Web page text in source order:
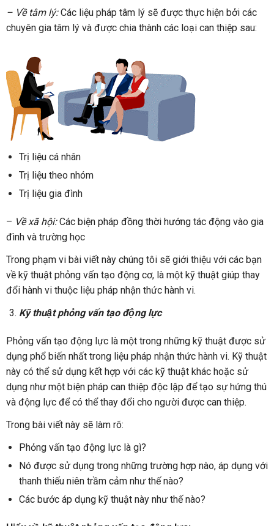
– Về tâm lý:Các liệu pháp tâm lý sẽ được thực hiện bởi các
chuyên gia tâm lý và được chia thành các loại can thiệp sau:
Trị liệu cá nhân
Trị liệu theo nhóm
Trị liệu gia đình
– Về xã hội:Các biện pháp đồng thời hướng tác động vào gia
đình và trường học
Trong phạm vi bài viết này chúng tôi sẽ giới thiệu với các bạn
về kỹ thuật phỏng vấn tạo động cơ, là một kỹ thuật giúp thay
đổi hành vi thuộc liệu pháp nhận thức hành vi.
Kỹ thuật phỏng vấn tạo động lực
Phỏng vấn tạo động lực là một trong những kỹ thuật được sử
dụng phổ biến nhất trong liệu pháp nhận thức hành vi. Kỹ thuật
này có thể sử dụng kết hợp với các kỹ thuật khác hoặc sử
dụng như một biện pháp can thiệp độc lập để tạo sự hứng thú
và động lực để có thể thay đổi cho người được can thiệp.
Trong bài viết này sẽ làm rõ:
Phỏng vấn tạo động lực là gì?
Nó được sử dụng trong những trường hợp nào, áp dụng với
thanh thiếu niên trầm cảm như thế nào?
Các bước áp dụng kỹ thuật này như thế nào?